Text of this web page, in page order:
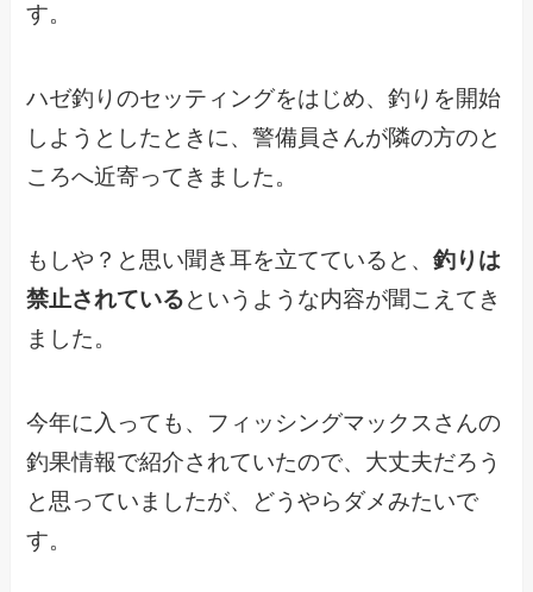
す。
ハゼ釣りのセッティングをはじめ、釣りを開始
しようとしたときに、警備員さんが隣の方のと
ころへ近寄ってきました。
もしや？と思い聞き耳を立てていると、釣りは
禁止されているというような内容が聞こえてき
ました。
今年に入っても、フィッシングマックスさんの
釣果情報で紹介されていたので、大丈夫だろう
と思っていましたが、どうやらダメみたいで
す。